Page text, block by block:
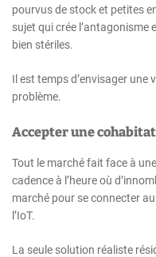
pourvus de stock et petites
sujet qui crée l’antagonisme
bien stériles.
Il est temps d’envisager une
problème.
Accepter une
Tout le marché fait face à
cadence à l’heure où
marché pour se connecter
l’IoT.
La seule solution réaliste